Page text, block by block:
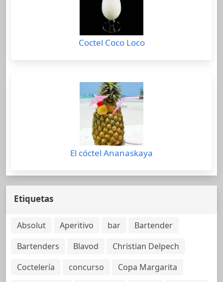
Coctel Coco Loco
El cóctel Ananaskaya
Etiquetas
Absolut Aperitivo bar
Bartender
Bartenders
Blavod
Christian Delpech
Coctelería
concurso
Copa Margarita